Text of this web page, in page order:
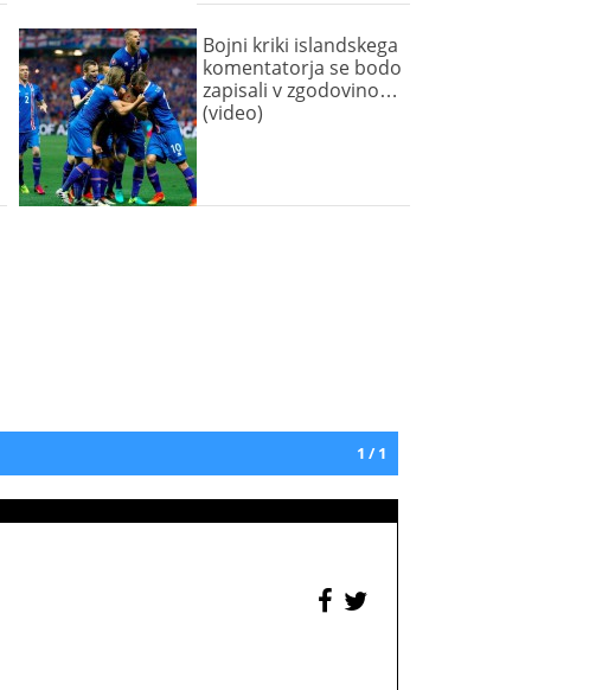
Bojni kriki islandskega
komentatorja se bodo
zapisali v zgodovino…
(video)
1 / 1